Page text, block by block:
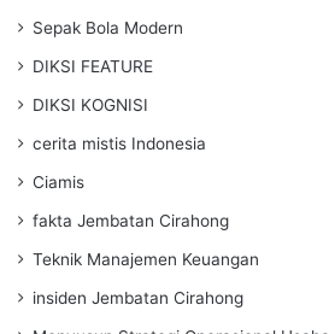
Sepak Bola Modern
DIKSI FEATURE
DIKSI KOGNISI
cerita mistis Indonesia
Ciamis
fakta Jembatan Cirahong
Teknik Manajemen Keuangan
insiden Jembatan Cirahong